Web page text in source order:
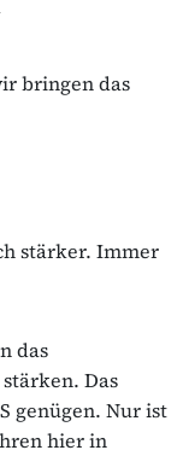
bringen das
stärker. Immer
das
Das
genügen. Nur ist
hier in